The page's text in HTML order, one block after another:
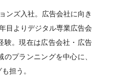
ンズ入社。広告会社に向き
目よりデジタル専業広告会
験。現在は広告会社・広告
プランニングを中心に、
担う。